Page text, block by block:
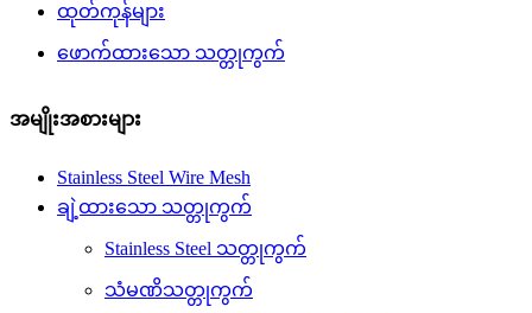
ထုတ်ကုန်များ
ဖောက်ထားသော သတ္တုကွက်
အမျိုးအစားများ
Stainless Steel Wire Mesh
ချဲ့ထားသော သတ္တုကွက်
Stainless Steel သတ္တုကွက်
သံမဏိသတ္တုကွက်